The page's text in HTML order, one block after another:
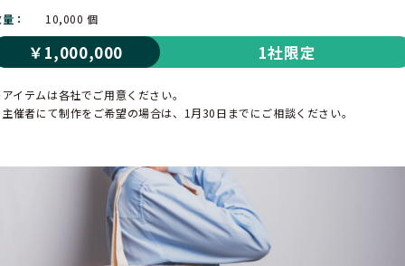
10,000 個
￥1,000,000 1社限定
イテムは各社でご用意ください。
主催者にて制作をご希望の場合は、1月30日までにご相談ください。